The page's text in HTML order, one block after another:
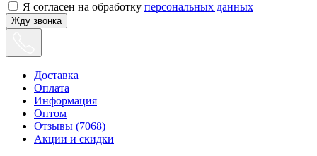
Я согласен на обработку персональных данных
Жду звонка
Доставка
Оплата
Информация
Оптом
Отзывы (7068)
Акции и скидки